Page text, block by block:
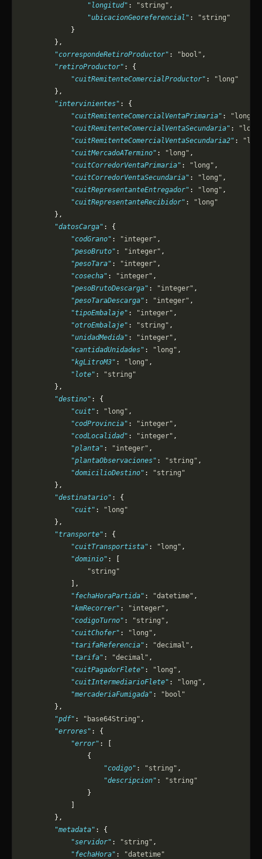
                "longitud"
: "string" ,
                "ubicacionGeoreferencial"
:
"string"
            }
        },
        "correspondeRetiroProductor"
: "bool" ,
        "retiroProductor"
: {
            "cuitRemitenteComercialProductor"
:
"long"
        },
        "intervinientes"
: {
            "cuitRemitenteComercialVentaPrimaria"
: "long"
            "cuitRemitenteComercialVentaSecundaria"
:
            "cuitRemitenteComercialVentaSecundaria2"
:
            "cuitMercadoATermino"
: "long" ,
            "cuitCorredorVentaPrimaria"
: "long" ,
            "cuitCorredorVentaSecundaria"
: "long" ,
            "cuitRepresentanteEntregador"
: "long" ,
            "cuitRepresentanteRecibidor"
:
"long"
        },
        "datosCarga"
: {
            "codGrano"
: "integer" ,
            "pesoBruto"
: "integer" ,
            "pesoTara"
: "integer" ,
            "cosecha"
: "integer" ,
            "pesoBrutoDescarga"
: "integer" ,
            "pesoTaraDescarga"
: "integer" ,
            "tipoEmbalaje"
: "integer" ,
            "otroEmbalaje"
: "string" ,
            "unidadMedida"
: "integer" ,
            "cantidadUnidades"
: "long" ,
            "kgLitroM3"
: "long" ,
            "lote"
:
"string"
        },
        "destino"
: {
            "cuit"
: "long" ,
            "codProvincia"
: "integer" ,
            "codLocalidad"
: "integer" ,
            "planta"
: "integer" ,
            "plantaObservaciones"
: "string" ,
            "domicilioDestino"
:
"string"
        },
        "destinatario"
: {
            "cuit"
:
"long"
        },
        "transporte"
: {
            "cuitTransportista"
: "long" ,
            "dominio"
: [
                "string"
            ],
            "fechaHoraPartida"
: "datetime" ,
            "kmRecorrer"
: "integer" ,
            "codigoTurno"
: "string" ,
            "cuitChofer"
: "long" ,
            "tarifaReferencia"
: "decimal" ,
            "tarifa"
: "decimal" ,
            "cuitPagadorFlete"
: "long" ,
            "cuitIntermediarioFlete"
: "long" ,
            "mercaderiaFumigada"
:
"bool"
        },
        "pdf"
: "base64String" ,
        "errores"
: {
            "error"
: [
                {
                    "codigo"
: "string" ,
                    "descripcion"
:
"string"
                }
        },
        "metadata"
: {
            "servidor"
: "string" ,
            "fechaHora"
:
"datetime"